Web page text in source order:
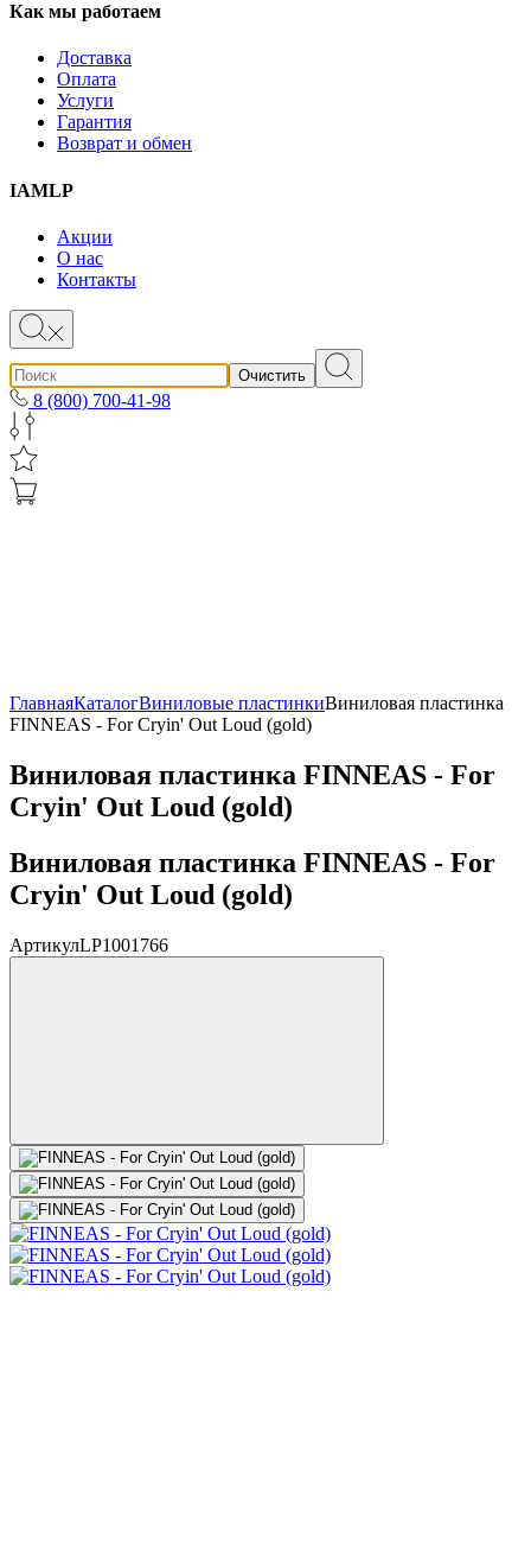
Как мы работаем
Доставка
Оплата
Услуги
Гарантия
Возврат и обмен
IAMLP
Акции
О нас
Контакты
Очистить
8 (800) 700-41-98
ГлавнаяКаталогВиниловые пластинкиВиниловая пластинка
FINNEAS - For Cryin' Out Loud (gold)
Виниловая пластинка FINNEAS - For
Cryin' Out Loud (gold)
Виниловая пластинка FINNEAS - For
Cryin' Out Loud (gold)
АртикулLP1001766